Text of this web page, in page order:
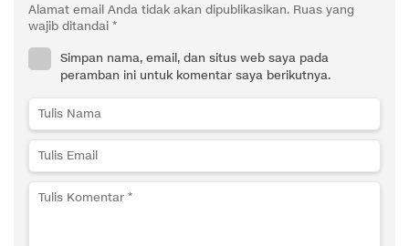
Alamat email Anda tidak akan dipublikasikan. Ruas yang
wajib ditandai *
Simpan nama, email, dan situs web saya pada
peramban ini untuk komentar saya berikutnya.